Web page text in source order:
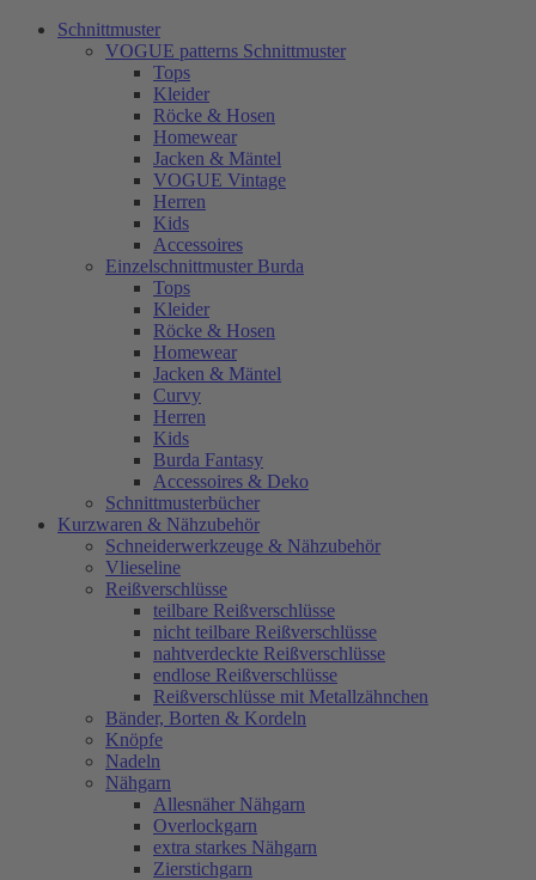
Schnittmuster
VOGUE patterns Schnittmuster
Tops
Kleider
Röcke & Hosen
Homewear
Jacken & Mäntel
VOGUE Vintage
Herren
Kids
Accessoires
Einzelschnittmuster Burda
Tops
Kleider
Röcke & Hosen
Homewear
Jacken & Mäntel
Curvy
Herren
Kids
Burda Fantasy
Accessoires & Deko
Schnittmusterbücher
Kurzwaren & Nähzubehör
Schneiderwerkzeuge & Nähzubehör
Vlieseline
Reißverschlüsse
teilbare Reißverschlüsse
nicht teilbare Reißverschlüsse
nahtverdeckte Reißverschlüsse
endlose Reißverschlüsse
Reißverschlüsse mit Metallzähnchen
Bänder, Borten & Kordeln
Knöpfe
Nadeln
Nähgarn
Allesnäher Nähgarn
Overlockgarn
extra starkes Nähgarn
Zierstichgarn